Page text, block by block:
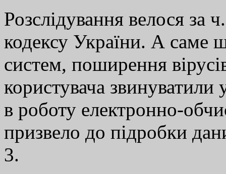
Розслідування велося за
кодексу України. А саме
систем, поширення
користувача звинуватили
в роботу електронно-
призвело до підробки
3.